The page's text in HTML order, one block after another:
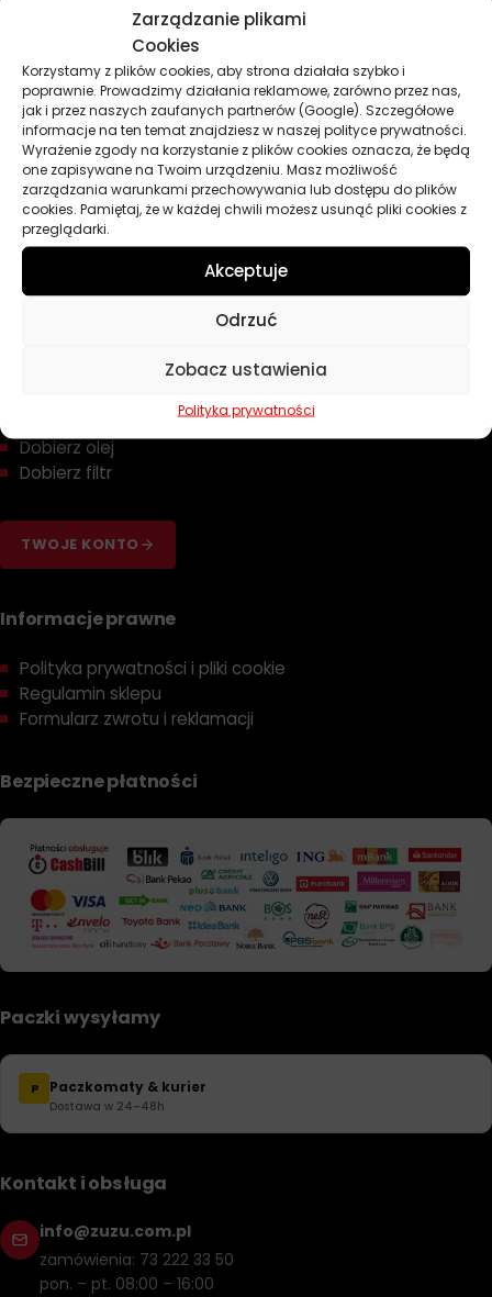
Zarządzanie plikami
Cookies
Korzystamy z plików cookies, aby strona działała szybko i
poprawnie. Prowadzimy działania reklamowe, zarówno przez nas,
jak i przez naszych zaufanych partnerów (Google). Szczegółowe
informacje na ten temat znajdziesz w naszej polityce prywatności.
Wyrażenie zgody na korzystanie z plików cookies oznacza, że będą
one zapisywane na Twoim urządzeniu. Masz możliwość
zarządzania warunkami przechowywania lub dostępu do plików
cookies. Pamiętaj, że w każdej chwili możesz usunąć pliki cookies z
przeglądarki.
Akceptuje
Odrzuć
Zobacz ustawienia
Polityka prywatności
POKAŻ WIĘCEJ PRODUKTÓW
Przydatne linki
Chemia
Dobierz olej
Dobierz filtr
TWOJE KONTO
Informacje prawne
Polityka prywatności i pliki cookie
Regulamin sklepu
Formularz zwrotu i reklamacji
Bezpieczne płatności
Paczki wysyłamy
P Paczkomaty & kurier
Dostawa w 24–48h
Kontakt i obsługa
info@zuzu.com.pl
zamówienia: 73 222 33 50
pon. – pt. 08:00 – 16:00